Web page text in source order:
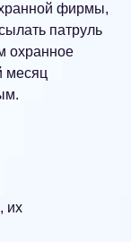
фирмы,
патруль
охранное
месяц
их